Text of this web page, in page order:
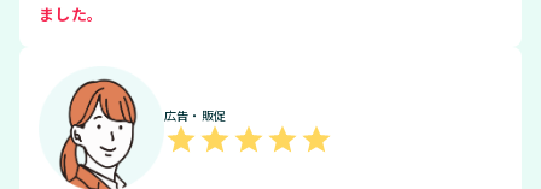
ました。
広告・販促